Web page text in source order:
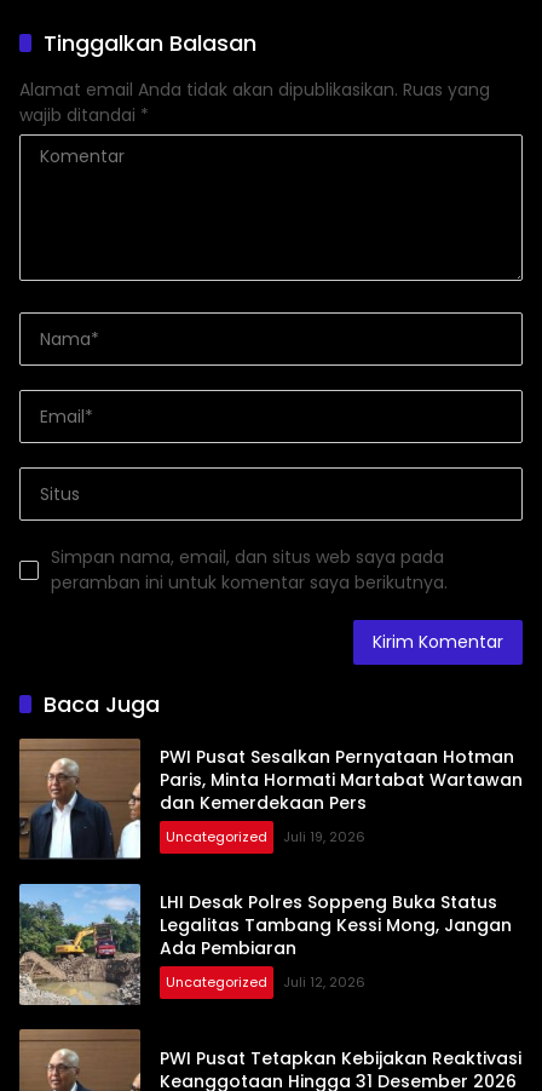
Tinggalkan Balasan
Alamat email Anda tidak akan dipublikasikan. Ruas yang
wajib ditandai *
Simpan nama, email, dan situs web saya pada
peramban ini untuk komentar saya berikutnya.
Baca Juga
PWI Pusat Sesalkan Pernyataan Hotman
Paris, Minta Hormati Martabat Wartawan
dan Kemerdekaan Pers
Uncategorized Juli 19, 2026
LHI Desak Polres Soppeng Buka Status
Legalitas Tambang Kessi Mong, Jangan
Ada Pembiaran
Uncategorized Juli 12, 2026
PWI Pusat Tetapkan Kebijakan Reaktivasi
Keanggotaan Hingga 31 Desember 2026